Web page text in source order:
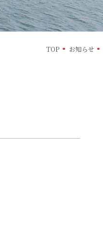
TOP お知らせ